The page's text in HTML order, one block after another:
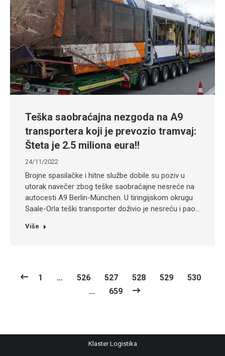
Teška saobraćajna nezgoda na A9
transportera koji je prevozio tramvaj:
Šteta je 2.5 miliona eura!!
24/11/2022
Brojne spasilačke i hitne službe dobile su poziv u
utorak navečer zbog teške saobraćajne nesreće na
autocesti A9 Berlin-München. U tiringijskom okrugu
Saale-Orla teški transporter doživio je nesreću i pao…
Više
1 … 526 527 528 529
530
…
659
Klaster Logistika